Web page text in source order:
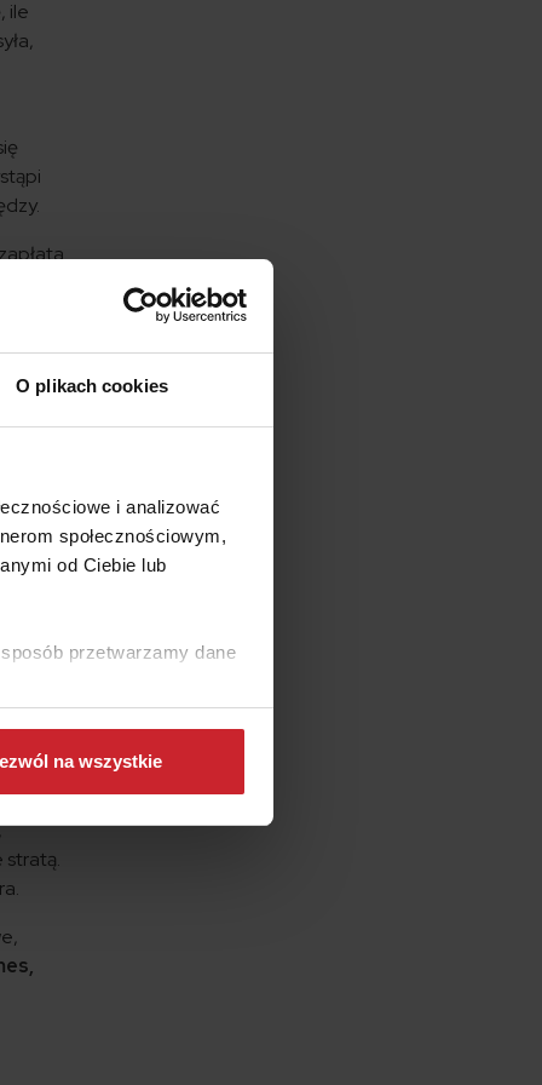
O plikach cookies
i analizować
społecznościowym,
od Ciebie lub
przetwarzamy dane
na wszystkie
ile
stratą.